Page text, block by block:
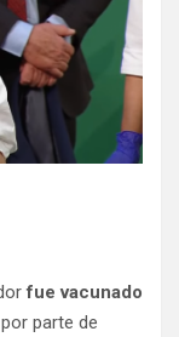
fue vacunado
por parte de